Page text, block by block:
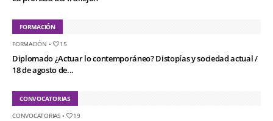
FORMACIÓN
FORMACIÓN • 15
Diplomado ¿Actuar lo contemporáneo? Distopías y sociedad actual /
18 de agosto de...
CONVOCATORIAS
CONVOCATORIAS• 19